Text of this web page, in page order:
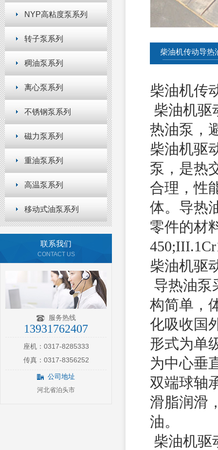
NYP高粘度泵系列
转子泵系列
稠油泵系列
离心泵系列
不锈钢泵系列
磁力泵系列
重油泵系列
高温泵系列
移动式油泵系列
联系我们
CONTACT US
服务热线
13931762407
座机：0317-8285333
传真：0317-8356252
公司地址
河北省泊头市
柴油机传动导热
柴油机传
柴油机驱
热油泵，
柴油机驱
泵，是热
合理，性
体。导热
零件的材
柴油机驱
导热油泵
构简单，
化吸收国
形式为单
为中心垂
双端球轴
滑脂润滑
油。
柴油机驱